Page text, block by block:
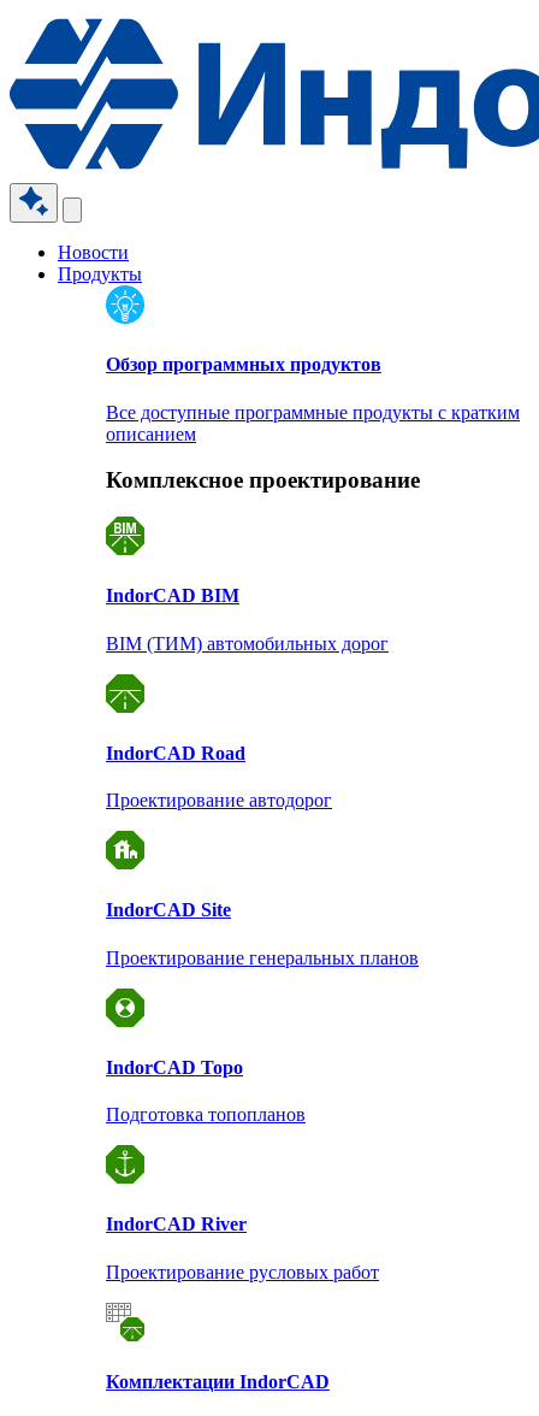
Новости
Продукты
Обзор программных продуктов
Все доступные программные продукты с кратким
описанием
Комплексное проектирование
IndorCAD BIM
BIM (ТИМ) автомобильных дорог
IndorCAD Road
Проектирование автодорог
IndorCAD Site
Проектирование генеральных планов
IndorCAD Topo
Подготовка топопланов
IndorCAD River
Проектирование русловых работ
Комплектации IndorCAD